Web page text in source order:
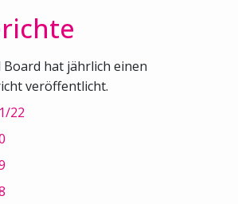
Board hat jährlich einen
veröffentlicht.
22